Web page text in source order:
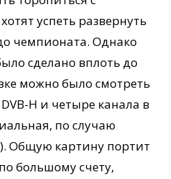
успеть развернуть
чемпионата. Однако
сделано вплоть до
можно было смотреть
H и четыре канала в
по случаю
Общую картину портит
большому счету,